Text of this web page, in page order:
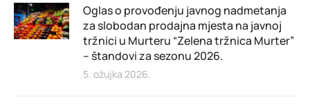
Oglas o provođenju javnog nadmetanja
za slobodan prodajna mjesta na javnoj
tržnici u Murteru “Zelena tržnica Murter”
– štandovi za sezonu 2026.
5. ožujka 2026.